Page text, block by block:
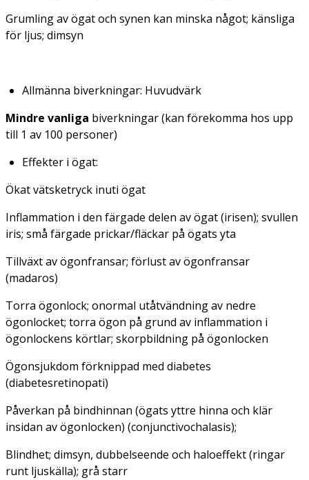
Grumling av ögat och synen kan minska något; känsliga
för ljus; dimsyn
Allmänna biverkningar: Huvudvärk
Mindre vanliga biverkningar (kan förekomma hos upp
till 1 av 100 personer)
Effekter i ögat:
Ökat vätsketryck inuti ögat
Inflammation i den färgade delen av ögat (irisen); svullen
iris; små färgade prickar/fläckar på ögats yta
Tillväxt av ögonfransar; förlust av ögonfransar
(madaros)
Torra ögonlock; onormal utåtvändning av nedre
ögonlocket; torra ögon på grund av inflammation i
ögonlockens körtlar; skorpbildning på ögonlocken
Ögonsjukdom förknippad med diabetes
(diabetesretinopati)
Påverkan på bindhinnan (ögats yttre hinna och klär
insidan av ögonlocken) (conjunctivochalasis);
Blindhet; dimsyn, dubbelseende och haloeffekt (ringar
runt ljuskälla); grå starr